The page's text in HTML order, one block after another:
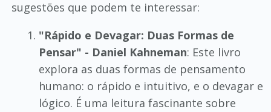
sugestões que podem te interessar:
"Rápido e Devagar: Duas Formas de
Pensar" - Daniel Kahneman: Este livro
explora as duas formas de pensamento
humano: o rápido e intuitivo, e o devagar e
lógico. É uma leitura fascinante sobre